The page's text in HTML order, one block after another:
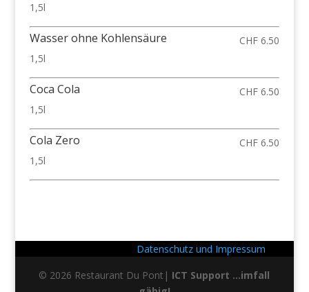
1,5l
Wasser ohne Kohlensäure
CHF 6.50
1,5l
Coca Cola
CHF 6.50
1,5l
Cola Zero
CHF 6.50
1,5l
Datenschutz und Impressum
© 2026 Restaurant Du Pont| ICT Support ...imfall